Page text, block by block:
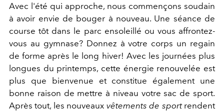
Avec l'été qui approche, nous commençons soudain
à avoir envie de bouger à nouveau. Une séance de
course tôt dans le parc ensoleillé ou vous affrontez-
vous au gymnase? Donnez à votre corps un regain
de forme après le long hiver! Avec les journées plus
longues du printemps, cette énergie renouvelée est
plus que bienvenue et constitue également une
bonne raison de mettre à niveau votre sac de sport.
Après tout, les nouveaux vêtements de sportrendent